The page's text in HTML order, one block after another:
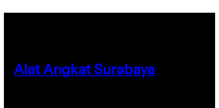
Alat Angkat Surabaya